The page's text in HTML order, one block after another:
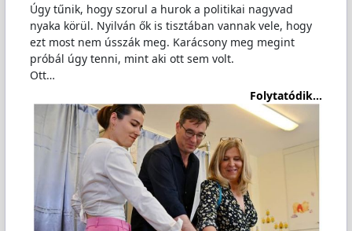
Úgy tűnik, hogy szorul a hurok a politikai nagyvad
nyaka körül. Nyilván ők is tisztában vannak vele, hogy
ezt most nem ússzák meg. Karácsony meg megint
próbál úgy tenni, mint aki ott sem volt.
Ott…
Folytatódik...